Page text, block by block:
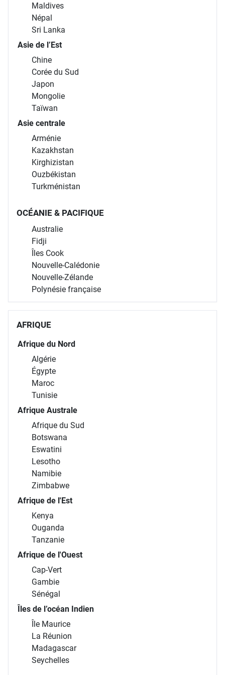
Maldives
Népal
Sri Lanka
Asie de l’Est
Chine
Corée du Sud
Japon
Mongolie
Taïwan
Asie centrale
Arménie
Kazakhstan
Kirghizistan
Ouzbékistan
Turkménistan
OCÉANIE & PACIFIQUE
Australie
Fidji
Îles Cook
Nouvelle-Calédonie
Nouvelle-Zélande
Polynésie française
AFRIQUE
Afrique du Nord
Algérie
Égypte
Maroc
Tunisie
Afrique Australe
Afrique du Sud
Botswana
Eswatini
Lesotho
Namibie
Zimbabwe
Afrique de l'Est
Kenya
Ouganda
Tanzanie
Afrique de l'Ouest
Cap-Vert
Gambie
Sénégal
Îles de l’océan Indien
Île Maurice
La Réunion
Madagascar
Seychelles